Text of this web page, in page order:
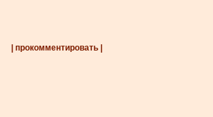
| прокомментировать |